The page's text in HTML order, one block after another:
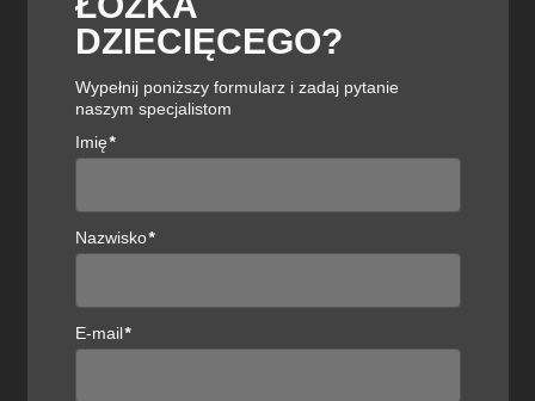
Profim Sorriso 10V fotel
UDOSTĘPNIJ
DZIECIĘCEGO?
Wypełnij poniższy formularz i zadaj pytanie
naszym specjalistom
Imię*
Nazwisko*
E-mail*